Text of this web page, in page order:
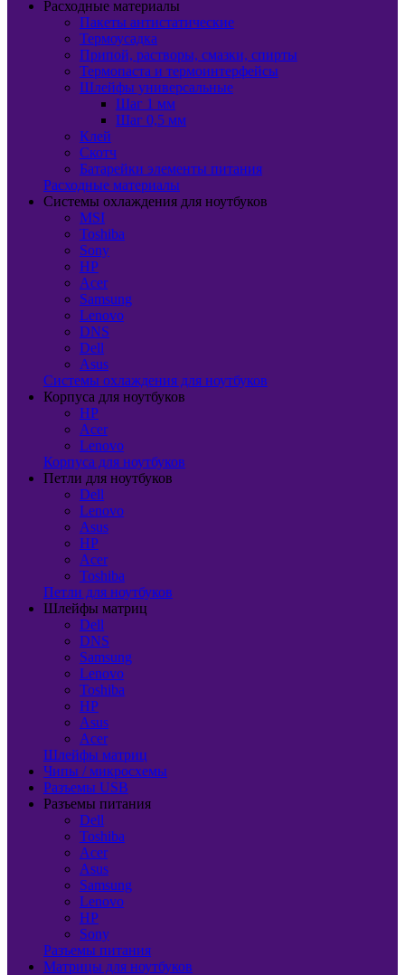
Расходные материалы
Пакеты антистатические
Термоусадка
Припой, растворы, смазки, спирты
Термопаста и термоинтерфейсы
Шлейфы универсальные
Шаг 1 мм
Шаг 0,5 мм
Клей
Скотч
Батарейки элементы питания
Расходные материалы
Системы охлаждения для ноутбуков
MSI
Toshiba
Sony
HP
Acer
Samsung
Lenovo
DNS
Dell
Asus
Системы охлаждения для ноутбуков
Корпуса для ноутбуков
HP
Acer
Lenovo
Корпуса для ноутбуков
Петли для ноутбуков
Dell
Lenovo
Asus
HP
Acer
Toshiba
Петли для ноутбуков
Шлейфы матриц
Dell
DNS
Samsung
Lenovo
Toshiba
HP
Asus
Acer
Шлейфы матриц
Чипы / микросхемы
Разъемы USB
Разъемы питания
Dell
Toshiba
Acer
Asus
Samsung
Lenovo
HP
Sony
Разъемы питания
Матрицы для ноутбуков